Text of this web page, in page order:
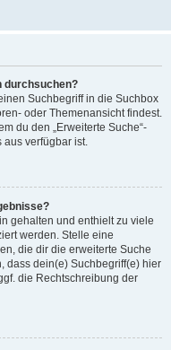
durchsuchen?
Suchbegriff in die Suchbox
oder Themenansicht findest.
du den „Erweiterte Suche“-
aus verfügbar ist.
gehalten und enthielt zu viele
werden. Stelle eine
die dir die erweiterte Suche
dass dein(e) Suchbegriff(e) hier
die Rechtschreibung der